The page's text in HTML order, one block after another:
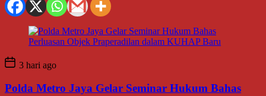
3 hari ago
Polda Metro Jaya Gelar Seminar Hukum Bahas